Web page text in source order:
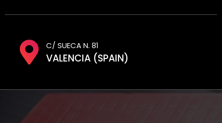
C/ SUECA N. 81
VALENCIA (SPAIN)